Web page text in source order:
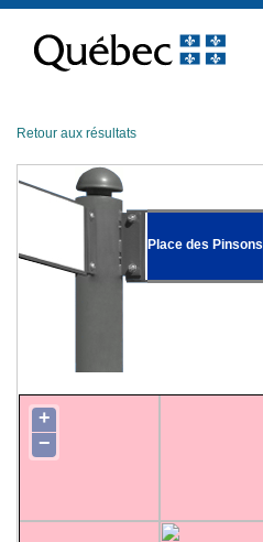
contenu
Retour aux résultats
Place des Pinsons
+
−